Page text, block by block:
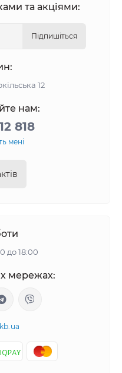
та акціями:
Підпишіться
12
нам:
818
мені
до 18:00
мережах: